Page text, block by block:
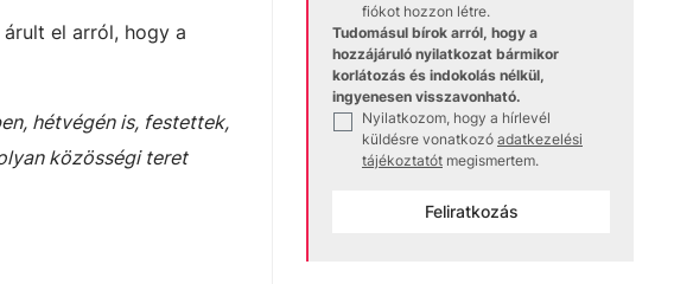
el arról, hogy a
hétvégén is, festettek,
közösségi teret
fiókot hozzon létre.
Tudomásul bírok arról, hogy a
hozzájáruló nyilatkozat bármikor
korlátozás és indokolás nélkül,
ingyenesen visszavonható.
✓
Nyilatkozom, hogy a hírlevél
küldésre vonatkozó adatkezelési
tájékoztatót megismertem.
Feliratkozás